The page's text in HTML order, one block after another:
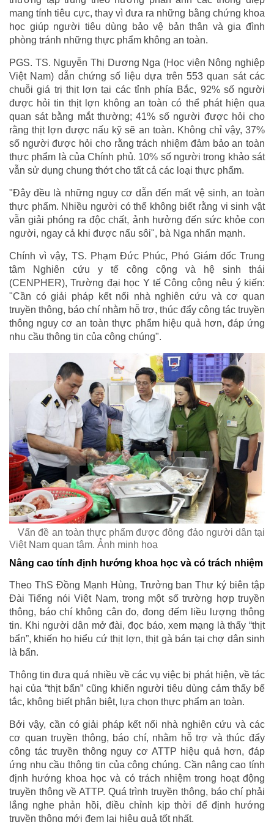
mang tính tiêu cực, thay vì đưa ra những bằng chứng khoa
học giúp người tiêu dùng bảo vệ bản thân và gia đình
phòng tránh những thực phẩm không an toàn.
PGS. TS. Nguyễn Thị Dương Nga (Học viện Nông nghiệp
Việt Nam) dẫn chứng số liệu dựa trên 553 quan sát các
chuỗi giá trị thịt lợn tại các tỉnh phía Bắc, 92% số người
được hỏi tin thịt lợn không an toàn có thể phát hiện qua
quan sát bằng mắt thường; 41% số người được hỏi cho
rằng thịt lợn được nấu kỹ sẽ an toàn. Không chỉ vậy, 37%
số người được hỏi cho rằng trách nhiệm đảm bảo an toàn
thực phẩm là của Chính phủ. 10% số người trong khảo sát
vẫn sử dụng chung thớt cho tất cả các loại thực phẩm.
"Đây đều là những nguy cơ dẫn đến mất vệ sinh, an toàn
thực phẩm. Nhiều người có thể không biết rằng vi sinh vật
vẫn giải phóng ra độc chất, ảnh hưởng đến sức khỏe con
người, ngay cả khi được nấu sôi", bà Nga nhấn mạnh.
Chính vì vậy, TS. Phạm Đức Phúc, Phó Giám đốc Trung
tâm Nghiên cứu y tế công cộng và hệ sinh thái
(CENPHER), Trường đại học Y tế Công cộng nêu ý kiến:
"Cần có giải pháp kết nối nhà nghiên cứu và cơ quan
truyền thông, báo chí nhằm hỗ trợ, thúc đẩy công tác truyền
thông nguy cơ an toàn thực phẩm hiệu quả hơn, đáp ứng
nhu cầu thông tin của công chúng".
Vấn đề an toàn thực phẩm được đông đảo người dân tại
Việt Nam quan tâm. Ảnh minh hoạ
Nâng cao tính định hướng khoa học và có trách nhiệm
Theo ThS Đồng Mạnh Hùng, Trưởng ban Thư ký biên tập
Đài Tiếng nói Việt Nam, trong một số trường hợp truyền
thông, báo chí không cân đo, đong đếm liều lượng thông
tin. Khi người dân mở đài, đọc báo, xem mạng là thấy “thịt
bẩn”, khiến họ hiểu cứ thịt lợn, thịt gà bán tại chợ dân sinh
là bẩn.
Thông tin đưa quá nhiều về các vụ việc bị phát hiện, về tác
hại của “thịt bẩn” cũng khiến người tiêu dùng cảm thấy bế
tắc, không biết phân biệt, lựa chọn thực phẩm an toàn.
Bởi vậy, cần có giải pháp kết nối nhà nghiên cứu và các
cơ quan truyền thông, báo chí, nhằm hỗ trợ và thúc đẩy
công tác truyền thông nguy cơ ATTP hiệu quả hơn, đáp
ứng nhu cầu thông tin của công chúng. Cần nâng cao tính
định hướng khoa học và có trách nhiệm trong hoạt động
truyền thông về ATTP. Quá trình truyền thông, báo chí phải
lắng nghe phản hồi, điều chỉnh kịp thời để định hướng
truyền thông mới đem lại hiệu quả tốt nhất.